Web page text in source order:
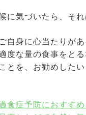
に気づいたら、そ
自身に心当たりが
度な量の食事をと
とを、お勧めしたい
食症予防におすす